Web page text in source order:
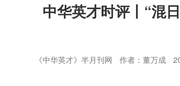
中华英才时评丨“混
《中华英才》半月刊网 作者：董万成